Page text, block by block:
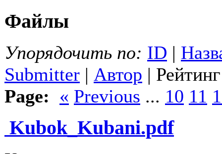
Файлы
Упорядочить по: ID |
Submitter | Автор | Рейтинг
Page: « Previous ... 10 11
Kubok_Kubani.pdf